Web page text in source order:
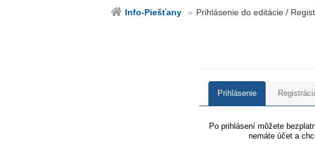
Info-Piešťany Prihlásenie do editácie /
Prihlásenie
Po prihlásení môžete
nemáte účet a